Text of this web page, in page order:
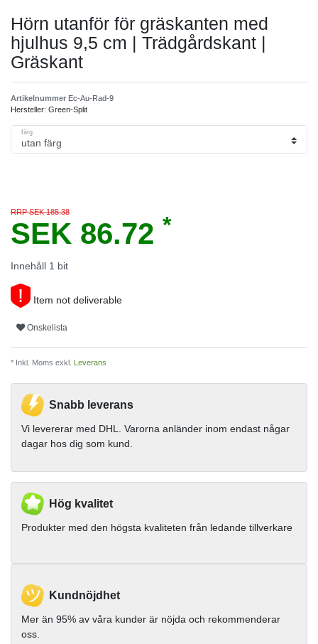
Hörn utanför för gräskanten med
hjulhus 9,5 cm | Trädgårdskant |
Gräskant
Artikelnummer Ec-Au-Rad-9
Hersteller: Green-Split
färg
RRP SEK 185.38
SEK 86.72 *
Innehåll 1 bit
Item not deliverable
Onskelista
* Inkl. Moms exkl. Leverans
Snabb leverans
Vi levererar med DHL. Varorna anländer inom endast någar
dagar hos dig som kund.
Hög kvalitet
Produkter med den högsta kvaliteten från ledande tillverkare
Kundnöjdhet
Mer än 95% av våra kunder är nöjda och rekommenderar
oss.